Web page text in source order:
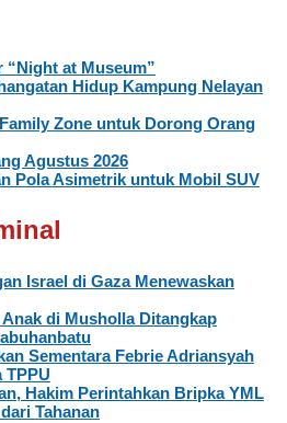
“Night at Museum”
Hidup Kampung Nelayan
Zone untuk Dorong Orang
Agustus 2026
Pola Asimetrik untuk Mobil SUV
Israel di Gaza Menewaskan
di Musholla Ditangkap
Sementara Febrie Adriansyah
TPPU
Hakim Perintahkan Bripka YML
Tahanan